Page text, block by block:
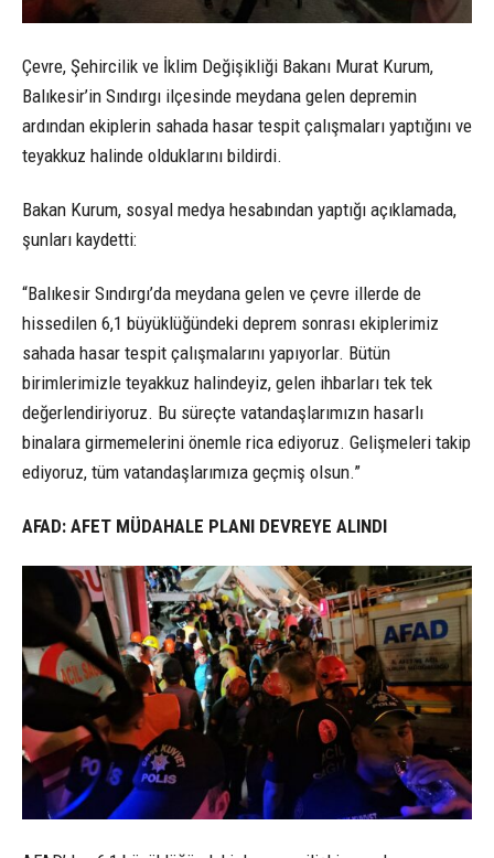
Çevre, Şehircilik ve İklim Değişikliği Bakanı Murat Kurum,
Balıkesir’in Sındırgı ilçesinde meydana gelen depremin
ardından ekiplerin sahada hasar tespit çalışmaları yaptığını ve
teyakkuz halinde olduklarını bildirdi.
Bakan Kurum, sosyal medya hesabından yaptığı açıklamada,
şunları kaydetti:
“Balıkesir Sındırgı’da meydana gelen ve çevre illerde de
hissedilen 6,1 büyüklüğündeki deprem sonrası ekiplerimiz
sahada hasar tespit çalışmalarını yapıyorlar. Bütün
birimlerimizle teyakkuz halindeyiz, gelen ihbarları tek tek
değerlendiriyoruz. Bu süreçte vatandaşlarımızın hasarlı
binalara girmemelerini önemle rica ediyoruz. Gelişmeleri takip
ediyoruz, tüm vatandaşlarımıza geçmiş olsun.”
AFAD: AFET MÜDAHALE PLANI DEVREYE ALINDI